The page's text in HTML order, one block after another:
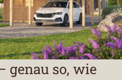
genau so, wie